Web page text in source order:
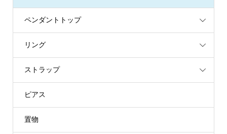
ペンダントトップ
リング
ストラップ
ピアス
置物